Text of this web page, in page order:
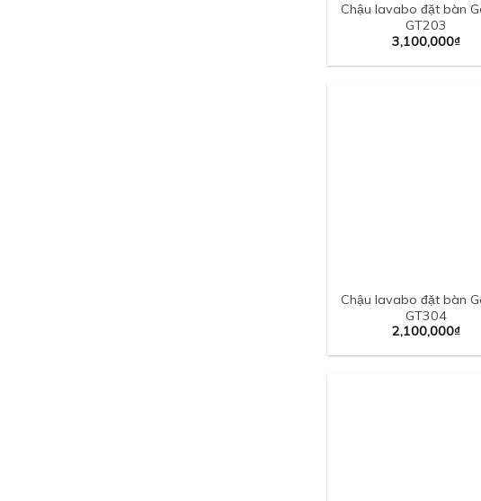
Chậu lavabo đặt bàn
GT203
3,100,000₫
Chậu lavabo đặt bàn
GT304
2,100,000₫